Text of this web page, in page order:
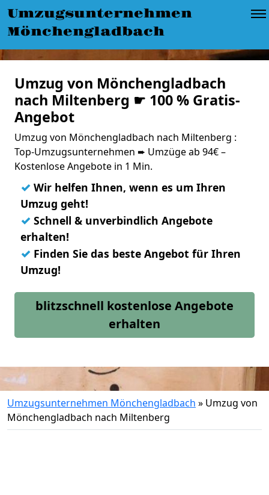
Umzugsunternehmen
Mönchengladbach
Umzug von Mönchengladbach
nach Miltenberg ☛ 100 % Gratis-
Angebot
Umzug von Mönchengladbach nach Miltenberg :
Top-Umzugsunternehmen ➨ Umzüge ab 94€ –
Kostenlose Angebote in 1 Min.
✓ Wir helfen Ihnen, wenn es um Ihren
Umzug geht!
✓ Schnell & unverbindlich Angebote
erhalten!
✓ Finden Sie das beste Angebot für Ihren
Umzug!
blitzschnell kostenlose Angebote
erhalten
Umzugsunternehmen Mönchengladbach » Umzug von
Mönchengladbach nach Miltenberg